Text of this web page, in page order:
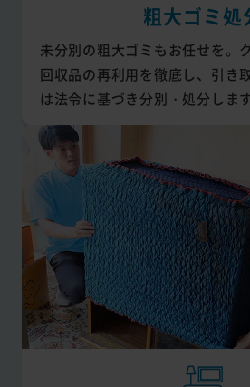
粗大ゴミ処
未分別の粗大ゴミもお任せを。
回収品の再利用を徹底し、引き
は法令に基づき分別・処分します